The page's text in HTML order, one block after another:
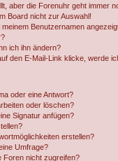
aber die Forenuhr geht immer
Board nicht zur Auswahl!
Benutzernamen
ich ihn ändern?
den E-Mail-Link klicke, werde
oder eine Antwort?
oder löschen?
Signatur anfügen?
erstellen?
Umfrage?
Foren nicht zugreifen?